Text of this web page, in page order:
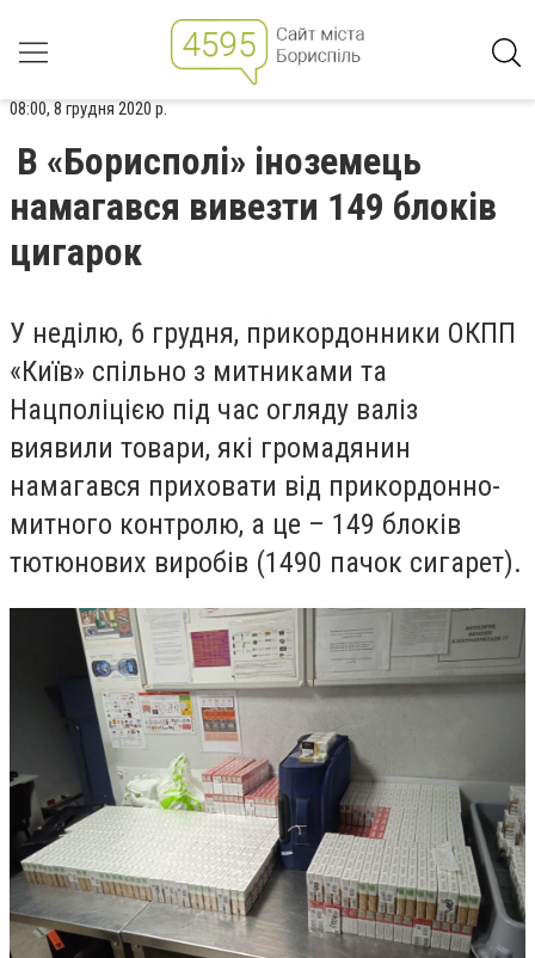
08:00, 8 грудня 2020 р.
В «Борисполі» іноземець
намагався вивезти 149 блоків
цигарок
У неділю, 6 грудня, прикордонники ОКПП
«Київ» спільно з митниками та
Нацполіцією під час огляду валіз
виявили товари, які громадянин
намагався приховати від прикордонно-
митного контролю, а це – 149 блоків
тютюнових виробів (1490 пачок сигарет).